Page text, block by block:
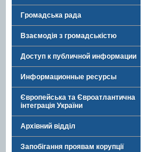
Громадська рада
Взаємодія з громадськістю
Доступ к публичной информации
Информационные ресурсы
Європейська та Євроатлантична
інтеграція України
Архівний відділ
Запобігання проявам корупції